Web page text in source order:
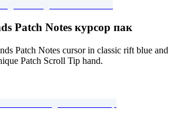
Patch Notes курсор пак
Patch Notes cursor in classic rift blue and
Patch Scroll Tip hand.